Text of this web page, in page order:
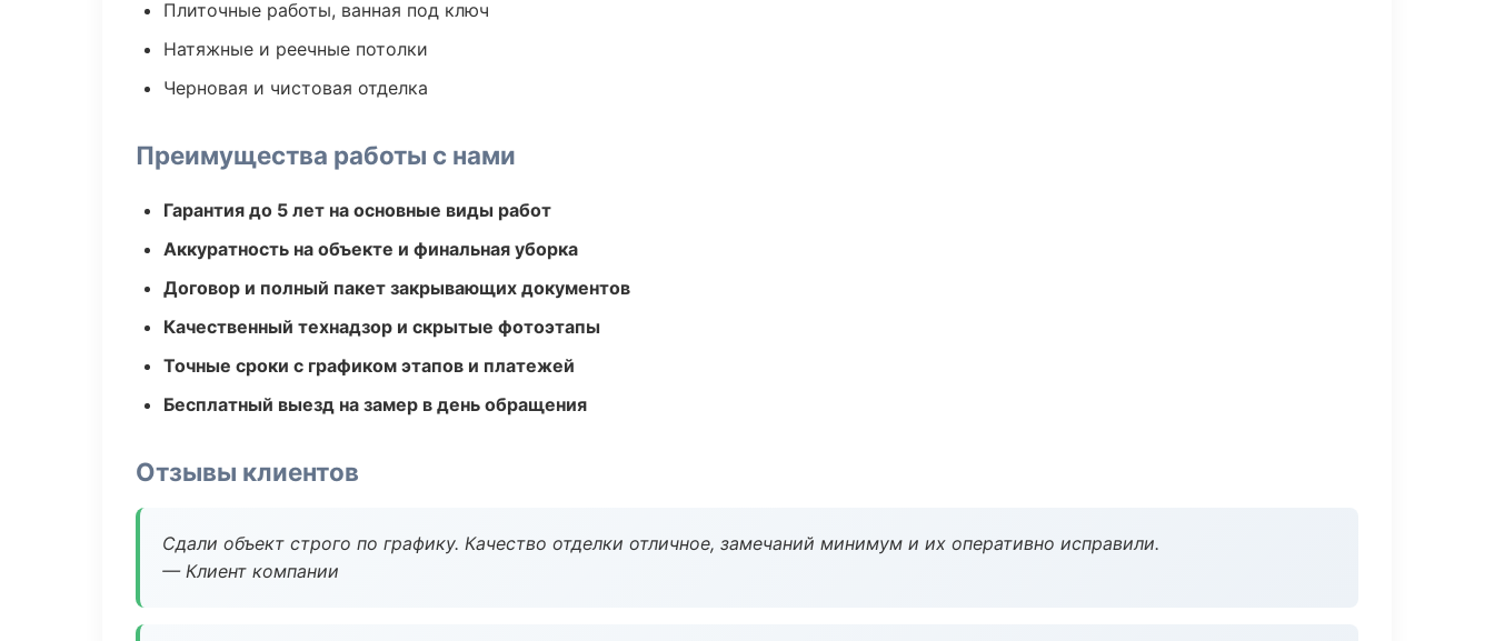
Плиточные работы, ванная под ключ
Натяжные и реечные потолки
Черновая и чистовая отделка
Преимущества работы с нами
Гарантия до 5 лет на основные виды работ
Аккуратность на объекте и финальная уборка
Договор и полный пакет закрывающих документов
Качественный технадзор и скрытые фотоэтапы
Точные сроки с графиком этапов и платежей
Бесплатный выезд на замер в день обращения
Отзывы клиентов
Сдали объект строго по графику. Качество отделки отличное, замечаний минимум и их оперативно исправили.
— Клиент компании